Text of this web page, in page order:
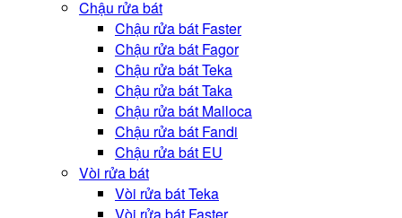
Chậu rửa bát
Chậu rửa bát Faster
Chậu rửa bát Fagor
Chậu rửa bát Teka
Chậu rửa bát Taka
Chậu rửa bát Malloca
Chậu rửa bát Fandi
Chậu rửa bát EU
Vòi rửa bát
Vòi rửa bát Teka